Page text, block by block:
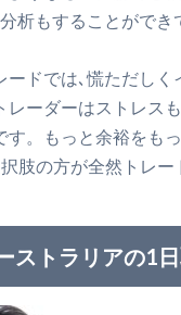
析もすることができ
ードでは､慌ただし
レーダーはストレス
す。もっと余裕をも
肢の方が全然トレ
ストラリアの1